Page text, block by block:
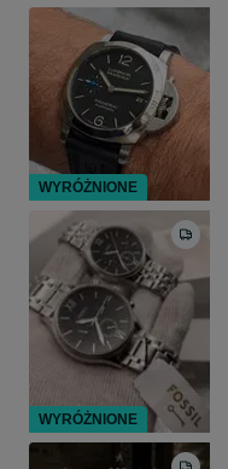
WYRÓŻNIONE
WYRÓŻNIONE